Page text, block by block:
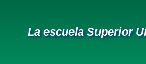
La escuela Superior